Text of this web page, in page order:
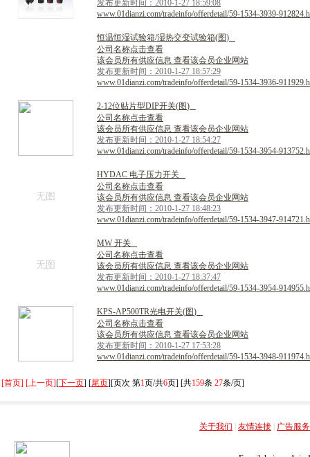
发布更新时间：2010-1-27 18:59:08
www.01dianzi.com/tradeinfo/offerdetail/59-1534-3939-
恒温恒湿试验箱/湿热交变试验箱(图)
公司名称点击查看
该会员所有供应信息 查看该会员企业网站
发布更新时间：2010-1-27 18:57:29
www.01dianzi.com/tradeinfo/offerdetail/59-1534-3936-
2-12位贴片型DIP开关(图)
公司名称点击查看
该会员所有供应信息 查看该会员企业网站
发布更新时间：2010-1-27 18:54:27
www.01dianzi.com/tradeinfo/offerdetail/59-1534-3954-
无图
HYDAC 电子压力开关
公司名称点击查看
该会员所有供应信息 查看该会员企业网站
发布更新时间：2010-1-27 18:48:23
www.01dianzi.com/tradeinfo/offerdetail/59-1534-3947-
无图
MW 开关
公司名称点击查看
该会员所有供应信息 查看该会员企业网站
发布更新时间：2010-1-27 18:37:47
www.01dianzi.com/tradeinfo/offerdetail/59-1534-3954-
KPS-AP500TR光电开关(图)
公司名称点击查看
该会员所有供应信息 查看该会员企业网站
发布更新时间：2010-1-27 17:53:28
www.01dianzi.com/tradeinfo/offerdetail/59-1534-3948-
[首页] [上一页][下一页] [尾页][页次 第1页/共6页] [共159条 27条/页]
关于我们 友情连接 广告服务